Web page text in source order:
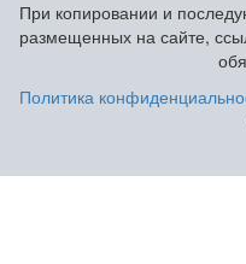
При копировании и
размещенных на сайте,
Политика